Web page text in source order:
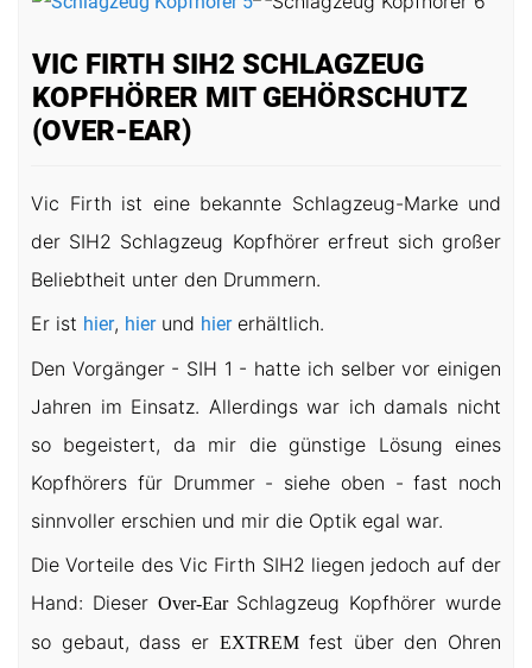
VIC FIRTH SIH2 SCHLAGZEUG
KOPFHÖRER MIT GEHÖRSCHUTZ
(OVER-EAR)
Vic Firth ist eine bekannte Schlagzeug-Marke und
der SIH2 Schlagzeug Kopfhörer erfreut sich großer
Beliebtheit unter den Drummern.
Er ist hier, hierund hiererhältlich.
Den Vorgänger - SIH 1 - hatte ich selber vor einigen
Jahren im Einsatz. Allerdings war ich damals nicht
so begeistert, da mir die günstige Lösung eines
Kopfhörers für Drummer - siehe oben - fast noch
sinnvoller erschien und mir die Optik egal war.
Die Vorteile des Vic Firth SIH2 liegen jedoch auf der
Hand: Dieser Over-EarSchlagzeug Kopfhörer wurde
so gebaut, dass er EXTREMfest über den Ohren